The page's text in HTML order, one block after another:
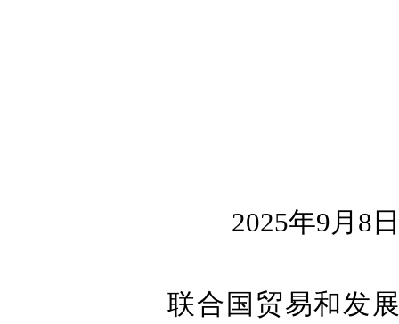
2025年9月8日
联合国贸易和发